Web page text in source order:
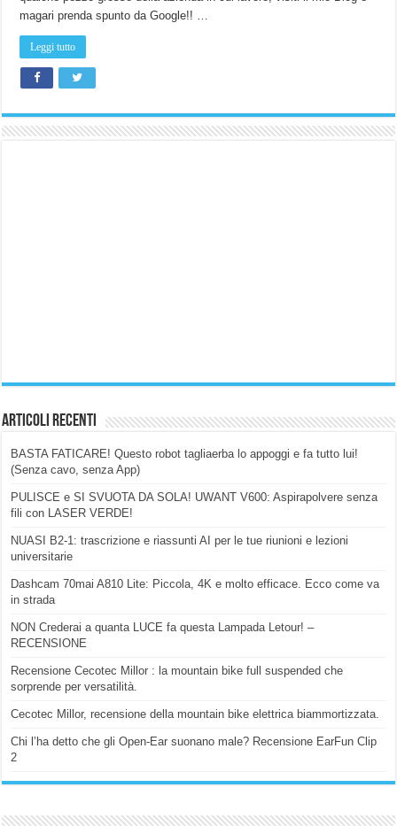
magari prenda spunto da Google!! …
Leggi tutto
Articoli Recenti
BASTA FATICARE! Questo robot tagliaerba lo appoggi e fa tutto lui!
(Senza cavo, senza App)
PULISCE e SI SVUOTA DA SOLA! UWANT V600: Aspirapolvere senza
fili con LASER VERDE!
NUASI B2-1: trascrizione e riassunti AI per le tue riunioni e lezioni
universitarie
Dashcam 70mai A810 Lite: Piccola, 4K e molto efficace. Ecco come va
in strada
NON Crederai a quanta LUCE fa questa Lampada Letour! –
RECENSIONE
Recensione Cecotec Millor : la mountain bike full suspended che
sorprende per versatilità.
Cecotec Millor, recensione della mountain bike elettrica biammortizzata.
Chi l’ha detto che gli Open-Ear suonano male? Recensione EarFun Clip
2